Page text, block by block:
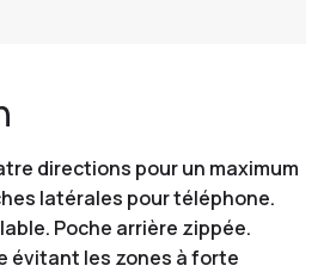
directions pour un maximum
latérales pour téléphone.
Poche arrière zippée.
évitant les zones à forte